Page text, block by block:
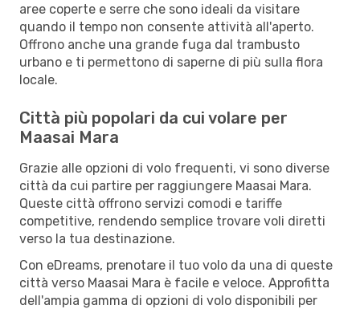
aree coperte e serre che sono ideali da visitare
quando il tempo non consente attività all'aperto.
Offrono anche una grande fuga dal trambusto
urbano e ti permettono di saperne di più sulla flora
locale.
Città più popolari da cui volare per
Maasai Mara
Grazie alle opzioni di volo frequenti, vi sono diverse
città da cui partire per raggiungere Maasai Mara.
Queste città offrono servizi comodi e tariffe
competitive, rendendo semplice trovare voli diretti
verso la tua destinazione.
Con eDreams, prenotare il tuo volo da una di queste
città verso Maasai Mara è facile e veloce. Approfitta
dell'ampia gamma di opzioni di volo disponibili per